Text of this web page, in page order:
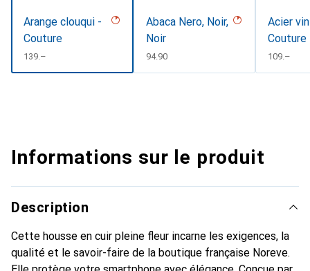
Arange clouqui -
Couture
CHF
139.–
Abaca Nero, Noir,
Noir
CHF
94.90
Acier
Couture
CHF
109.–
Informations sur le produit
Description
Cette housse en cuir pleine fleur incarne les exigences, la
qualité et le savoir-faire de la boutique française Noreve.